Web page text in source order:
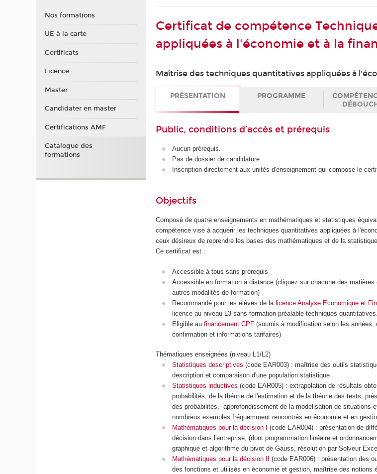
Certificat de compétence
appliquées à l'économie et à la
Maîtrise des techniques quantitatives appliquées à
PRÉSENTATION PROGRAMME
Public, conditions d’accès et prérequis
Aucun prérequis.
Pas de dossier de candidature.
Inscription directement aux unités d'enseignement qui compose le
Objectifs
Composé de quatre enseignements en mathématiques et statistiques
compétence vise à acquérir les techniques quantitatives appliquées à
ceux désireux de reprendre les bases des mathématiques et de la
Ce certificat est :
Accessible à tous sans prérequis
Accessible en formation à distance (cliquez sur chacune des matières
autres modalités de formation)
Recommandé pour les élèves de la licence Analyse Economique et
licence au niveau L3 sans formation préalable techniques quantitatives.
Eligible au financement CPF(soumis à modification selon les années,
confirmation et informations tarifaires)
Thématiques enseignées (niveau L1/L2)
Statistiques descriptives (code EAR003) : maîtrise des outils
description et comparaison d'une population statistique
Statistiques inductives (code EAR005) : extrapolation de résultats
probabilités, de la théorie de l'estimation et de la théorie des tests,
des probabilités, approfondissement de la modélisation de situations
nombreux exemples fréquemment rencontrés en économie et en
Mathématiques pour la décision I
(code EAR004) : présentation de
décision dans l'entreprise, (dont programmation linéaire et
graphique et algorithme du pivot de Gauss, résolution par Solveur
Mathématiques pour la décision II
(code EAR006) : présentation des
des fonctions et utilisés en économie et gestion, maîtrise des notions
Nos formations
UE à la carte
Certificats
Licence
Master
Candidater en master
Certifications AMF
Catalogue des
formations